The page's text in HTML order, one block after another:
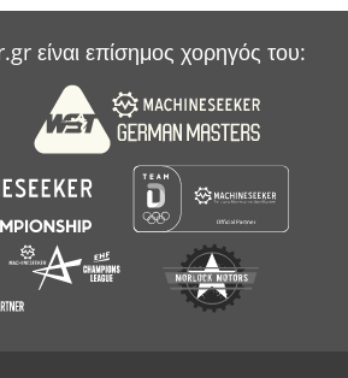
είναι επίσημος χορηγός του: